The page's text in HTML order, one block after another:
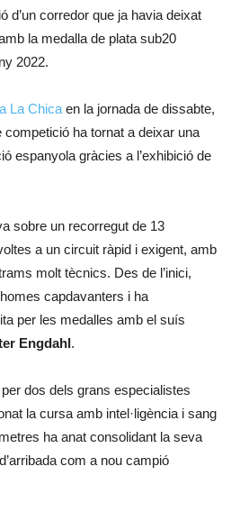
d’un corredor que ja havia deixat
la medalla de plata sub20
2022.
La Chica en la jornada de dissabte,
competició ha tornat a deixar una
espanyola gràcies a l’exhibició de
sobre un recorregut de 13
a un circuit ràpid i exigent, amb
molt tècnics. Des de l’inici,
capdavanters i ha
per les medalles amb el suís
Engdahl.
dos dels grans especialistes
la cursa amb intel·ligència i sang
ha anat consolidant la seva
com a nou campió